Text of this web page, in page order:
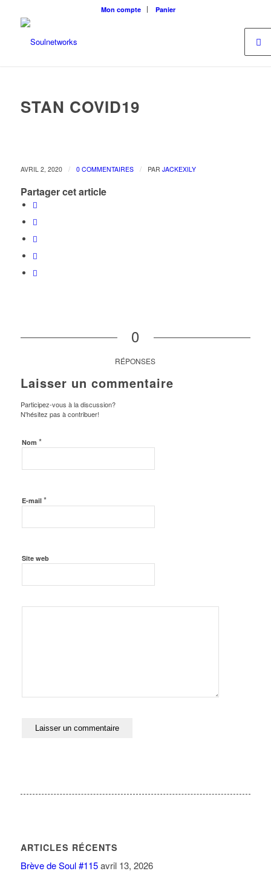
Mon compte Panier
STAN COVID19
AVRIL 2, 2020 / 0 COMMENTAIRES / PAR JACKEXILY
Partager cet article
0
RÉPONSES
Laisser un commentaire
Participez-vous à la discussion?
N'hésitez pas à contribuer!
Nom *
E-mail *
Site web
ARTICLES RÉCENTS
Brève de Soul #115 avril 13, 2026